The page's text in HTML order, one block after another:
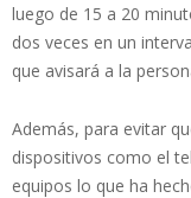
luego de 15 a 20
dos veces en un
que avisará a la
Además, para evitar
dispositivos como el
equipos lo que ha